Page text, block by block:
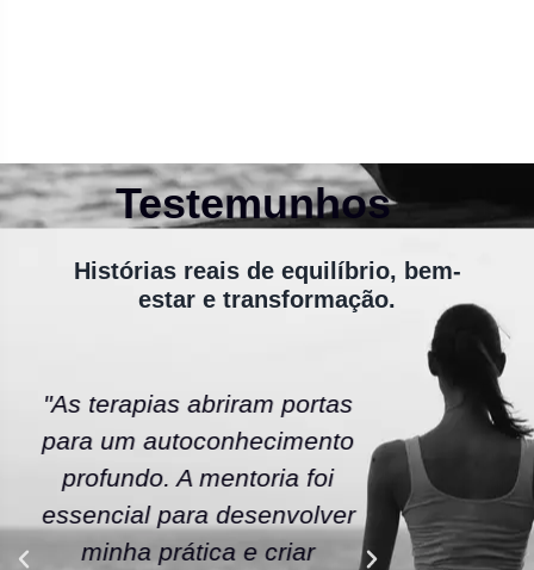
Testemunhos
Histórias reais de equilíbrio, bem-
estar e transformação.
"As terapias abriram portas
para um autoconhecimento
profundo. A mentoria foi
essencial para desenvolver
minha prática e criar
"A
escola
As
uma